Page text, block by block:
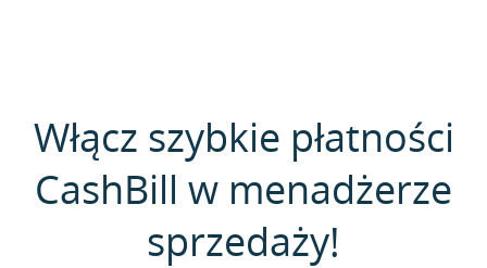
Włącz szybkie płatności
CashBill w menadżerze
sprzedaży!